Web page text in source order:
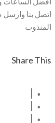
اتصل بنا
المندوب
Share This